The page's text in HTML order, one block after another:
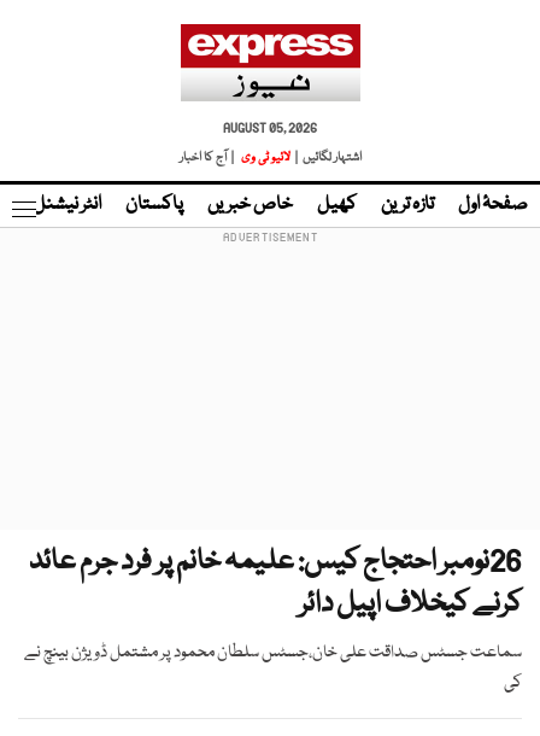
AUGUST 05, 2026
اشتہار لگائیں |
لائیو ٹی وی | آج کا اخبار
صفحۂ اول تازہ ترین کھیل خاص خبریں پاکستان انٹر نیشنل
26نومبر احتجاج کیس: علیمہ خانم پر فرد جرم عائد
کرنے کیخلاف اپیل دائر
سماعت جسٹس صداقت علی خان،جسٹس سلطان محمود پر مشتمل ڈویژن بینچ نے
کی